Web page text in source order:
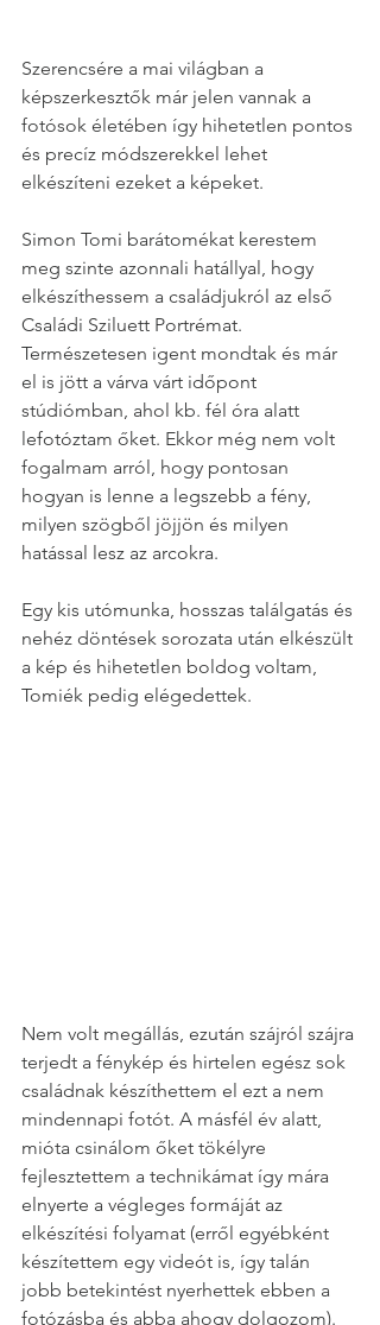
Szerencsére a mai világban a
képszerkesztők már jelen vannak a
fotósok életében így hihetetlen pontos
és precíz módszerekkel lehet
elkészíteni ezeket a képeket.
Simon Tomi barátomékat kerestem
meg szinte azonnali hatállyal, hogy
elkészíthessem a családjukról az első
Családi Sziluett Portrémat.
Természetesen igent mondtak és már
el is jött a várva várt időpont
stúdiómban, ahol kb. fél óra alatt
lefotóztam őket. Ekkor még nem volt
fogalmam arról, hogy pontosan
hogyan is lenne a legszebb a fény,
milyen szögből jöjjön és milyen
hatással lesz az arcokra.
Egy kis utómunka, hosszas találgatás és
nehéz döntések sorozata után elkészült
a kép és hihetetlen boldog voltam,
Tomiék pedig elégedettek.
Nem volt megállás, ezután szájról szájra
terjedt a fénykép és hirtelen egész sok
családnak készíthettem el ezt a nem
mindennapi fotót. A másfél év alatt,
mióta csinálom őket tökélyre
fejlesztettem a technikámat így mára
elnyerte a végleges formáját az
elkészítési folyamat (erről egyébként
készítettem egy videót is, így talán
jobb betekintést nyerhettek ebben a
fotózásba és abba ahogy dolgozom).